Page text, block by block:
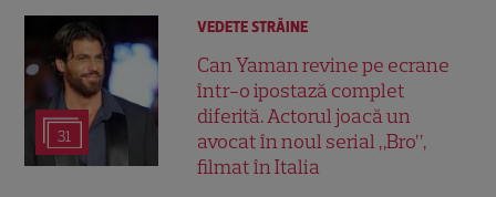
31
VEDETE STRĂINE
Can Yaman revine pe ecrane
într-o ipostază complet
diferită. Actorul joacă un
avocat în noul serial „Bro”,
filmat în Italia